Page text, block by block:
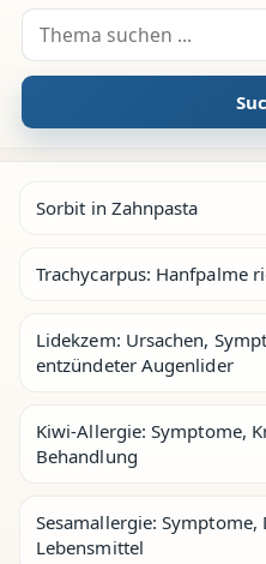
Suche nach:
Sorbit in Zahnpasta
Trachycarpus: Hanfpalme
Lidekzem: Ursachen,
entzündeter Augenlider
Kiwi-Allergie: Symptome,
Behandlung
Sesamallergie:
Lebensmittel